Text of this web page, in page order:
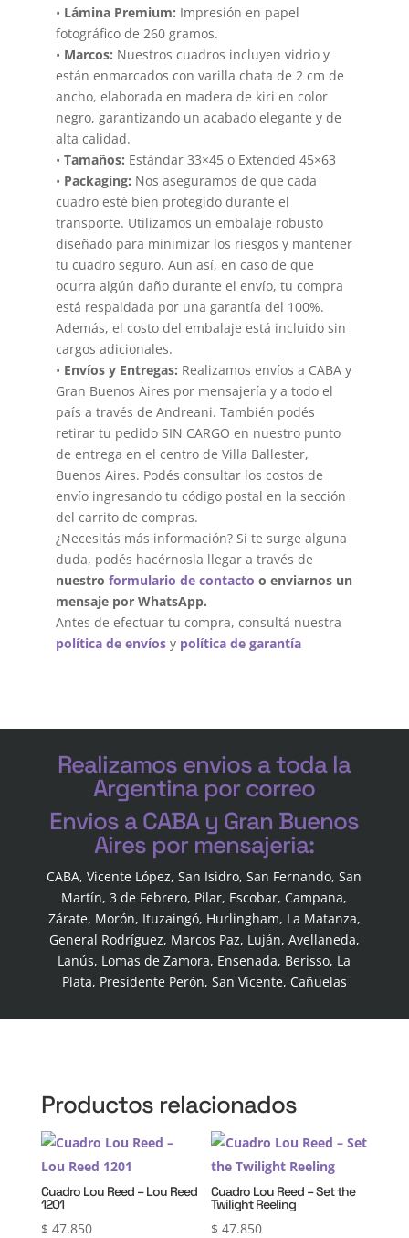
• Lámina Premium: Impresión en papel
fotográfico de 260 gramos.
• Marcos: Nuestros cuadros incluyen vidrio y
están enmarcados con varilla chata de 2 cm de
ancho, elaborada en madera de kiri en color
negro, garantizando un acabado elegante y de
alta calidad.
• Tamaños: Estándar 33×45 o Extended 45×63
• Packaging: Nos aseguramos de que cada
cuadro esté bien protegido durante el
transporte. Utilizamos un embalaje robusto
diseñado para minimizar los riesgos y mantener
tu cuadro seguro. Aun así, en caso de que
ocurra algún daño durante el envío, tu compra
está respaldada por una garantía del 100%.
Además, el costo del embalaje está incluido sin
cargos adicionales.
• Envíos y Entregas: Realizamos envíos a CABA y
Gran Buenos Aires por mensajería y a todo el
país a través de Andreani. También podés
retirar tu pedido SIN CARGO en nuestro punto
de entrega en el centro de Villa Ballester,
Buenos Aires. Podés consultar los costos de
envío ingresando tu código postal en la sección
del carrito de compras.
¿Necesitás más información? Si te surge alguna
duda, podés hacérnosla llegar a través de
nuestro formulario de contacto o enviarnos un
mensaje por WhatsApp.
Antes de efectuar tu compra, consultá nuestra
política de envíosy política de garantía
Realizamos envios a toda la
Argentina por correo
Envios a CABA y Gran Buenos
Aires por mensajeria:
CABA, Vicente López, San Isidro, San Fernando, San
Martín, 3 de Febrero, Pilar, Escobar, Campana,
Zárate, Morón, Ituzaingó, Hurlingham, La Matanza,
General Rodríguez, Marcos Paz, Luján, Avellaneda,
Lanús, Lomas de Zamora, Ensenada, Berisso, La
Plata, Presidente Perón, San Vicente, Cañuelas
Productos relacionados
Cuadro Lou Reed – Lou Reed
1201
$ 47.850
Cuadro Lou Reed – Set the
Twilight Reeling
$ 47.850